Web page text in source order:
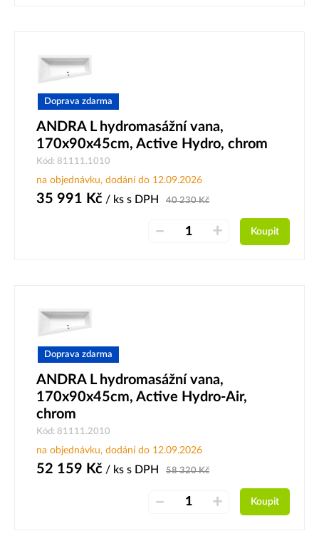
Doprava zdarma
ANDRA L hydromasážní vana,
170x90x45cm, Active Hydro, chrom
Kód: 81111.1010
na objednávku, dodání do 12.09.2026
35 991 Kč / ks s DPH 40 230Kč
– + Koupit
Doprava zdarma
ANDRA L hydromasážní vana,
170x90x45cm, Active Hydro-Air,
chrom
Kód: 81111.2010
na objednávku, dodání do 12.09.2026
52 159 Kč / ks s DPH 58 320Kč
– + Koupit